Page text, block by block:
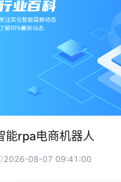
能rpa电商机器人
2026-08-07 09:41:00